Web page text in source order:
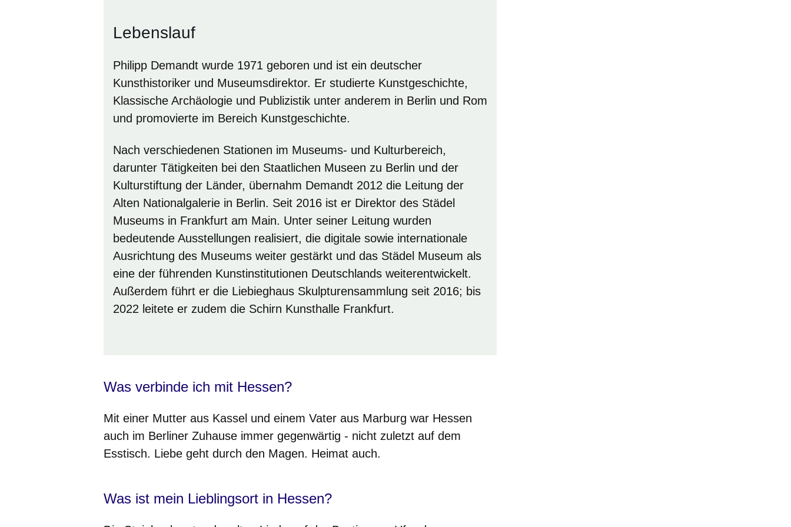
Lebenslauf
Philipp Demandt wurde 1971 geboren und ist ein deutscher
Kunsthistoriker und Museumsdirektor. Er studierte Kunstgeschichte,
Klassische Archäologie und Publizistik unter anderem in Berlin und Rom
und promovierte im Bereich Kunstgeschichte.
Nach verschiedenen Stationen im Museums- und Kulturbereich,
darunter Tätigkeiten bei den Staatlichen Museen zu Berlin und der
Kulturstiftung der Länder, übernahm Demandt 2012 die Leitung der
Alten Nationalgalerie in Berlin. Seit 2016 ist er Direktor des Städel
Museums in Frankfurt am Main. Unter seiner Leitung wurden
bedeutende Ausstellungen realisiert, die digitale sowie internationale
Ausrichtung des Museums weiter gestärkt und das Städel Museum als
eine der führenden Kunstinstitutionen Deutschlands weiterentwickelt.
Außerdem führt er die Liebieghaus Skulpturensammlung seit 2016; bis
2022 leitete er zudem die Schirn Kunsthalle Frankfurt.
Was verbinde ich mit Hessen?
Mit einer Mutter aus Kassel und einem Vater aus Marburg war Hessen
auch im Berliner Zuhause immer gegenwärtig - nicht zuletzt auf dem
Esstisch. Liebe geht durch den Magen. Heimat auch.
Was ist mein Lieblingsort in Hessen?